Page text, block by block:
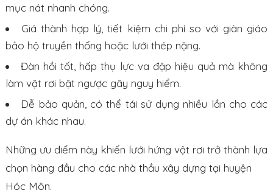
mục nát nhanh chóng.
Giá thành hợp lý, tiết kiệm chi phí so với giàn giáo
bảo hộ truyền thống hoặc lưới thép nặng.
Đàn hồi tốt, hấp thụ lực va đập hiệu quả mà không
làm vật rơi bật ngược gây nguy hiểm.
Dễ bảo quản, có thể tái sử dụng nhiều lần cho các
dự án khác nhau.
Những ưu điểm này khiến lưới hứng vật rơi trở thành lựa
chọn hàng đầu cho các nhà thầu xây dựng tại huyện
Hóc Môn.